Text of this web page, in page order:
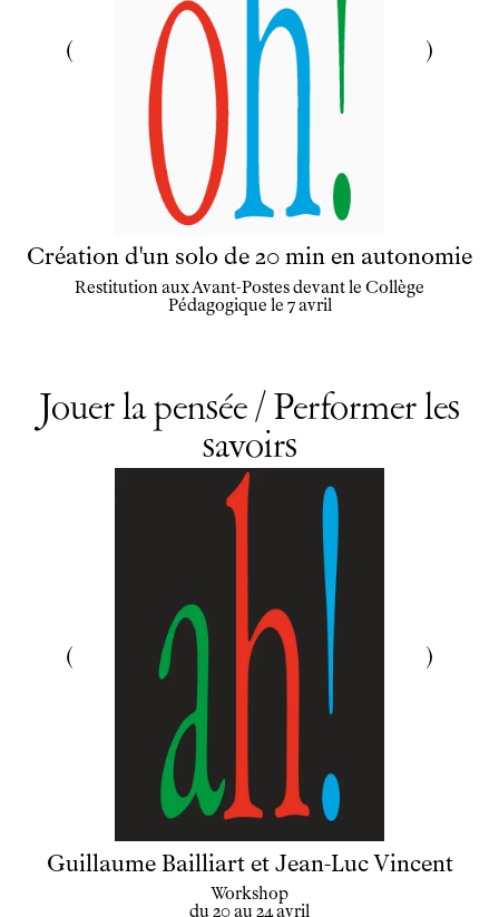
Création d'un solo de 20 min en autonomie
Restitution aux Avant-Postes devant le Collège
Pédagogique le 7 avril
Jouer la pensée / Performer les
savoirs
Guillaume Bailliart et Jean-Luc Vincent
Workshop
du 20 au 24 avril